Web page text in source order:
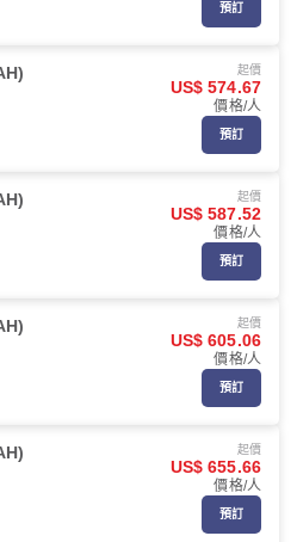
預訂
起價
US$ 574.67
價格/人
預訂
起價
US$ 587.52
價格/人
預訂
起價
US$ 605.06
價格/人
預訂
起價
US$ 655.66
價格/人
預訂